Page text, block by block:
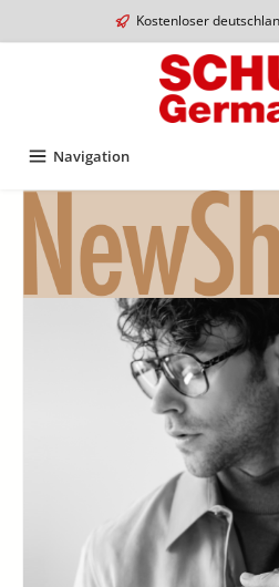
Kostenloser
Navigation